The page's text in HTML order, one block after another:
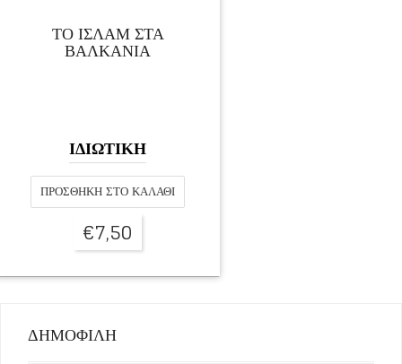
ΤΟ ΙΣΛΑΜ ΣΤΑ
ΒΑΛΚΑΝΙΑ
ΙΔΙΩΤΙΚΗ
ΠΡΟΣΘΉΚΗ ΣΤΟ ΚΑΛΆΘΙ
€7,50
ΔΗΜΟΦΙΛΗ